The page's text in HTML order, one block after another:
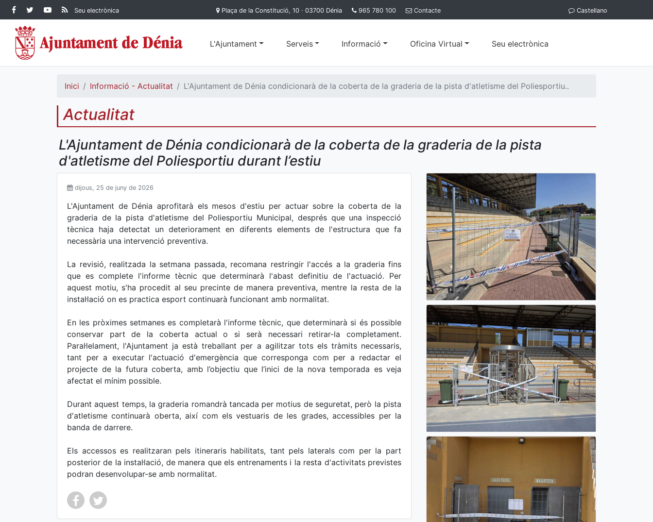
Contingut principal
Facebook Ajuntament de
Dénia
Twitter Ajuntament de
Dénia
YouTube Ajuntament
de Dénia
RSS Actualitat
Ajuntament de
Seu electrònica Plaça de la Constitució, 10 · 03700 Dénia 965 780 100 Contacte Castellano
L'Ajuntament Serveis Informació Oficina Virtual Seu electrònica
Inici Informació - Actualitat L'Ajuntament de Dénia condicionarà de la coberta de la graderia de la pista d'atletisme del Poliesportiu..
Actualitat
L'Ajuntament de Dénia condicionarà de la coberta de la graderia de la pista
d'atletisme del Poliesportiu durant l’estiu
dijous, 25 de juny de 2026
L'Ajuntament de Dénia aprofitarà els mesos d'estiu per actuar sobre la coberta de la
graderia de la pista d'atletisme del Poliesportiu Municipal, després que una inspecció
tècnica haja detectat un deteriorament en diferents elements de l'estructura que fa
necessària una intervenció preventiva.
La revisió, realitzada la setmana passada, recomana restringir l'accés a la graderia fins
que es complete l'informe tècnic que determinarà l'abast definitiu de l'actuació. Per
aquest motiu, s'ha procedit al seu precinte de manera preventiva, mentre la resta de la
instal·lació on es practica esport continuarà funcionant amb normalitat.
En les pròximes setmanes es completarà l'informe tècnic, que determinarà si és possible
conservar part de la coberta actual o si serà necessari retirar-la completament.
Paral·lelament, l'Ajuntament ja està treballant per a agilitzar tots els tràmits necessaris,
tant per a executar l'actuació d'emergència que corresponga com per a redactar el
projecte de la futura coberta, amb l’objectiu que l’inici de la nova temporada es veja
afectat el mínim possible.
Durant aquest temps, la graderia romandrà tancada per motius de seguretat, però la pista
d'atletisme continuarà oberta, així com els vestuaris de les grades, accessibles per la
banda de darrere.
Els accessos es realitzaran pels itineraris habilitats, tant pels laterals com per la part
posterior de la instal·lació, de manera que els entrenaments i la resta d'activitats previstes
podran desenvolupar-se amb normalitat.